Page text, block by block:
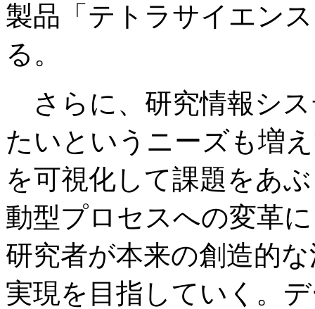
製品「テトラサイエン
る。
さらに、研究情報シ
たいというニーズも増
を可視化して課題をあ
動型プロセスへの変革
研究者が本来の創造的
実現を目指していく。